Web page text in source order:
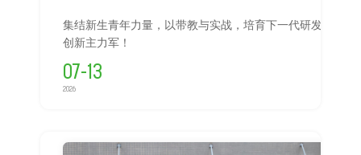
集结新生青年力量，以带教与实战，培育下一代研发
创新主力军！
07-13
2026